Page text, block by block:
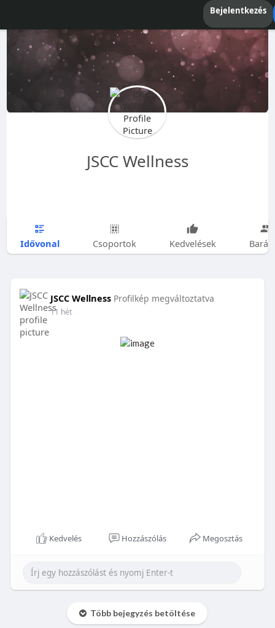
Bejelentkezés
JSCC Wellness
Idővonal Csoportok Kedvelések
JSCC Wellness Profilkép megváltoztatva
11 hét
Kedvelés Hozzászólás Megosztás
Több bejegyzés betöltése